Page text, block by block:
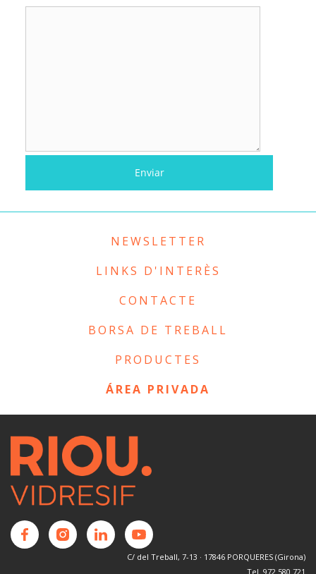
NEWSLETTER
LINKS D'INTERÈS
CONTACTE
BORSA DE TREBALL
PRODUCTES
ÁREA PRIVADA
C/ del Treball, 7-13 · 17846 PORQUERES (Girona)
Tel. 972 580 721